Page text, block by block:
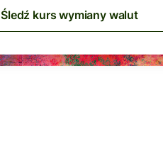
Śledź kurs wymiany walut